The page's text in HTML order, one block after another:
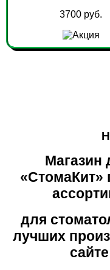
3700 руб.
Магазин
«СтомаКит»
для
лучших